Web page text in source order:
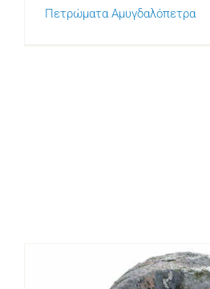
Πετρώματα Αμυγδαλόπετρα